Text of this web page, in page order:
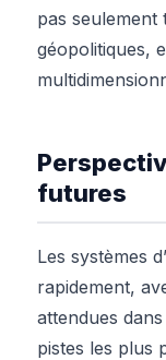
pas seulement
géopolitiques,
futures
Les systèmes
rapidement,
attendues
pistes les plus